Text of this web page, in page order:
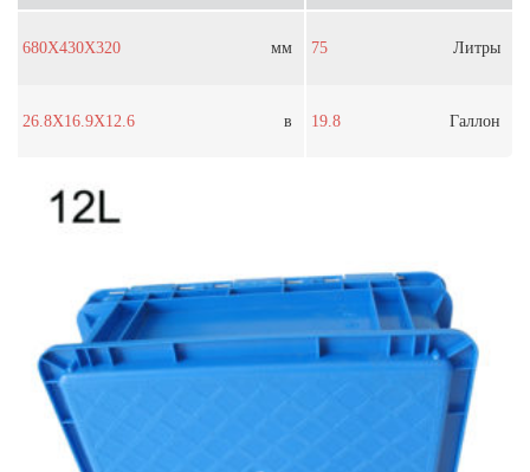
680X430X320 мм
26.8X16.9X12.6 в
75 Литры
19.8 Галлон